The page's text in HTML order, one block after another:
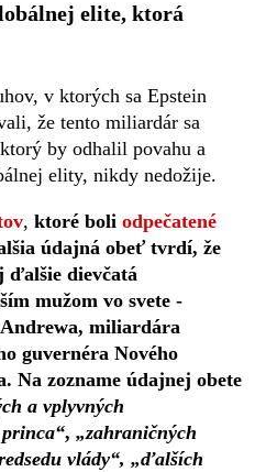
elite, ktorá
v ktorých sa Epstein
že tento miliardár sa
by odhalil povahu a
elity, nikdy nedožije.
, ktoré boli odpečatené
údajná obeť tvrdí, že
ďalšie dievčatá
mužom vo svete -
miliardára
guvernéra Nového
Na zozname údajnej obete
a vplyvných
, „zahraničných
vlády“, „ďalších